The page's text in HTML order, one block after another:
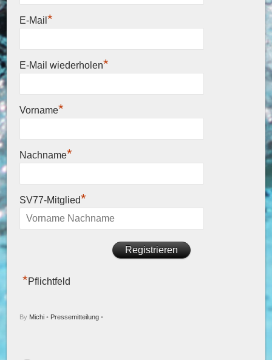
E-Mail*
E-Mail wiederholen*
Vorname*
Nachname*
SV77-Mitglied*
*Pflichtfeld
By Michi • Pressemitteilung •